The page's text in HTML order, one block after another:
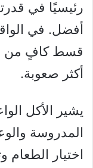
رئيسيًا في
أفضل. في
قسط كافٍ من
أكثر صعوبة.
يشير الأكل
المدروسة
اختيار